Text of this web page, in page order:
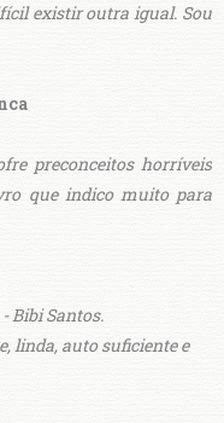
existir outra igual. Sou
preconceitos horríveis
que indico muito para
- Bibi Santos.
linda, auto suficiente e